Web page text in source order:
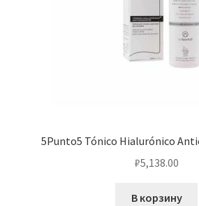
5Punto5 Tónico Hialurónico
₽5,138.00
В корзину